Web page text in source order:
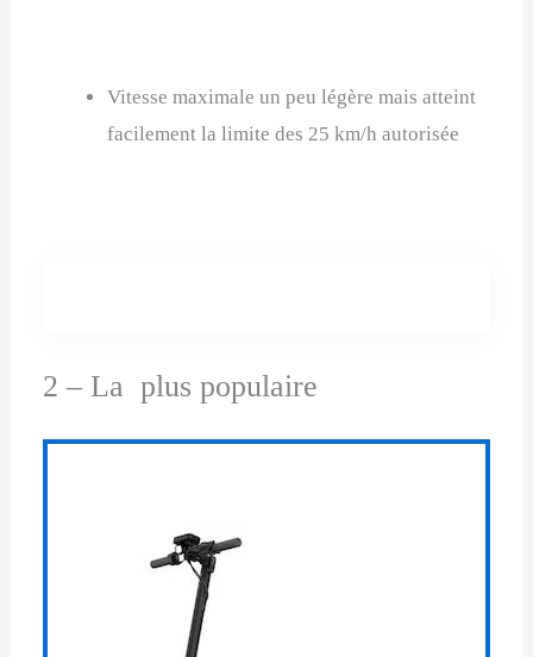
Vitesse maximale un peu légère mais atteint
facilement la limite des 25 km/h autorisée
2 – La plus populaire